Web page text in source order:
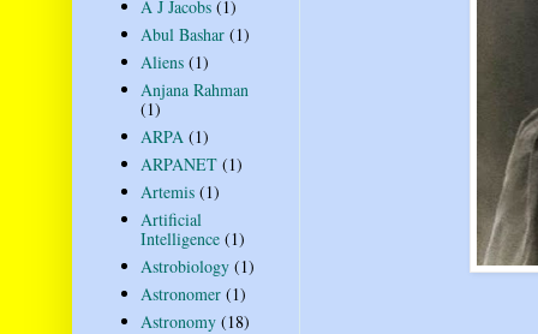
A J Jacobs (1)
Abul Bashar (1)
Aliens (1)
Anjana Rahman
(1)
ARPA (1)
ARPANET (1)
Artemis (1)
Artificial
Intelligence (1)
Astrobiology (1)
Astronomer (1)
Astronomy (18)